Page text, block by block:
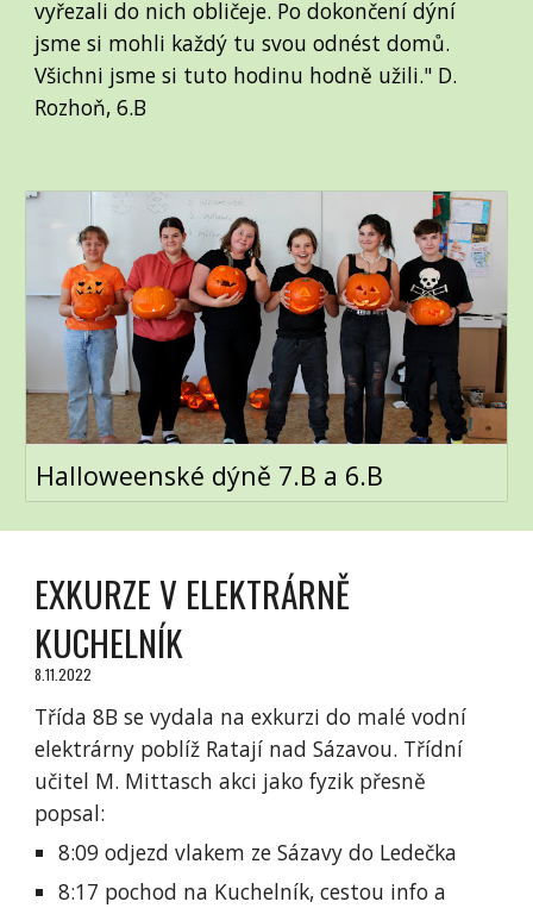
vyřezali do nich obličeje. Po dokončení dýní
jsme si mohli každý tu svou odnést domů.
Všichni jsme si tuto hodinu hodně užili." D.
Rozhoň, 6.B
Halloweenské dýně 7.B a 6.B
EXKURZE V ELEKTRÁRNĚ
KUCHELNÍK
8.11.2022
Třída 8B se vydala na exkurzi do malé vodní
elektrárny poblíž Ratají nad Sázavou. Třídní
učitel M. Mittasch akci jako fyzik přesně
popsal:
8:09 odjezd vlakem ze Sázavy do Ledečka
8:17 pochod na Kuchelník, cestou info a